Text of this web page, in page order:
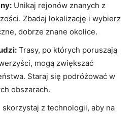
Unikaj rejonów znanych⁤ z
Zbadaj lokalizację i wybierz
dobrze ⁣znane okolice.
⁣Trasy, po ​których poruszają
mogą zwiększać
⁤Staraj⁤ się podróżować w
obszarach.
⁢ skorzystaj z technologii,⁢ aby⁣ na